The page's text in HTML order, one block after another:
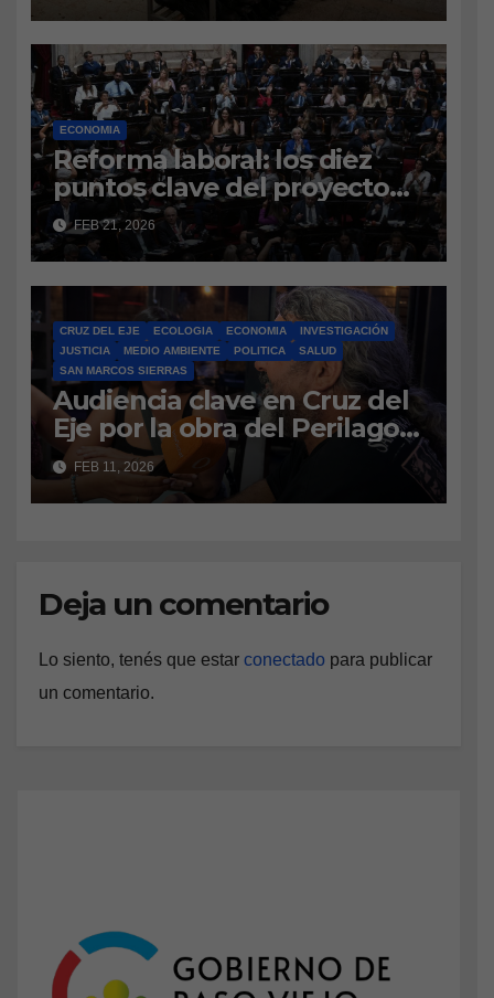
pide crédito y mantener las
medidas antidumping
contra China
ECONOMIA
Reforma laboral: los diez
puntos clave del proyecto
que regresa al SenadoTras
las modificaciones
realizadas en Diputados, la
iniciativa del Poder Ejecutivo
vuelve a la Cámara alta.
Indemnizaciones,
vacaciones, período de
prueba y aportes, entre los
ejes principales.
FEB 21, 2026
CRUZ DEL EJE ECOLOGIA ECONOMIA
INVESTIGACIÓN
JUSTICIA
MEDIO AMBIENTE POLITICA
SALUD
SAN MARCOS SIERRAS
Audiencia clave en Cruz del
Eje por la obra del Perilago:
vecinos defienden el
amparo ambiental
FEB 11, 2026
Deja un comentario
Lo siento, tenés que estar conectado para publicar
un comentario.